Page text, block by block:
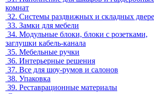
комнат
32. Системы раздвижных и складных
33. Замки для мебели
34. Модульные блоки, блоки с розетками,
заглушки кабель-канала
35. Мебельные ручки
36. Интерьерные решения
37. Все для шоу-румов и салонов
38. Упаковка
39. Реставрационные материалы